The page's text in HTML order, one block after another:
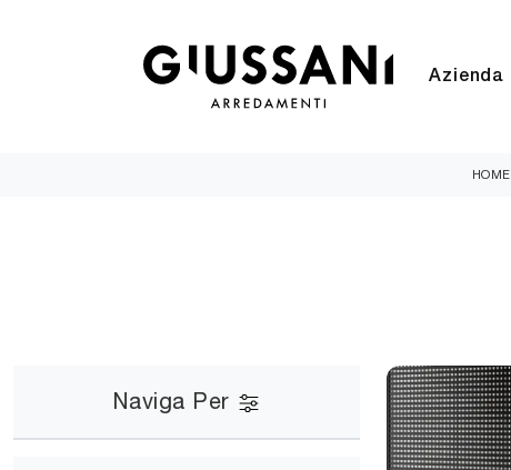
Azienda
HOME
Naviga Per